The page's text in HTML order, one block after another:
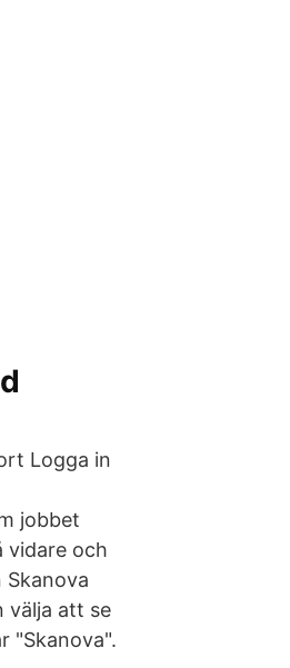
Logga in
jobbet
vidare och
välja att se
"Skanova".